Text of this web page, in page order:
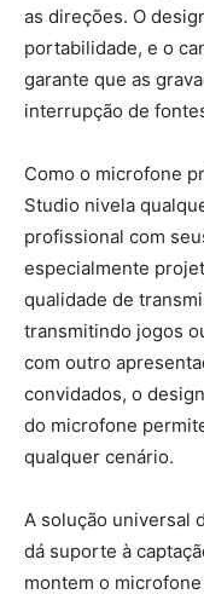
as direções. O
portabilidade, e o
garante que as
interrupção de
Como o microfone
Studio nivela
profissional com
especialmente
qualidade de
transmitindo jogos
com outro
convidados, o
do microfone
qualquer cenário.
A solução universal
dá suporte à
montem o